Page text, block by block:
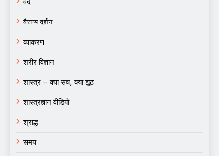
वैराग्य दर्शन
व्याकरण
शरीर विज्ञान
शास्त्र – क्या सच, क्या झूठ
शास्त्रज्ञान वीडियो
श्राद्ध
समय